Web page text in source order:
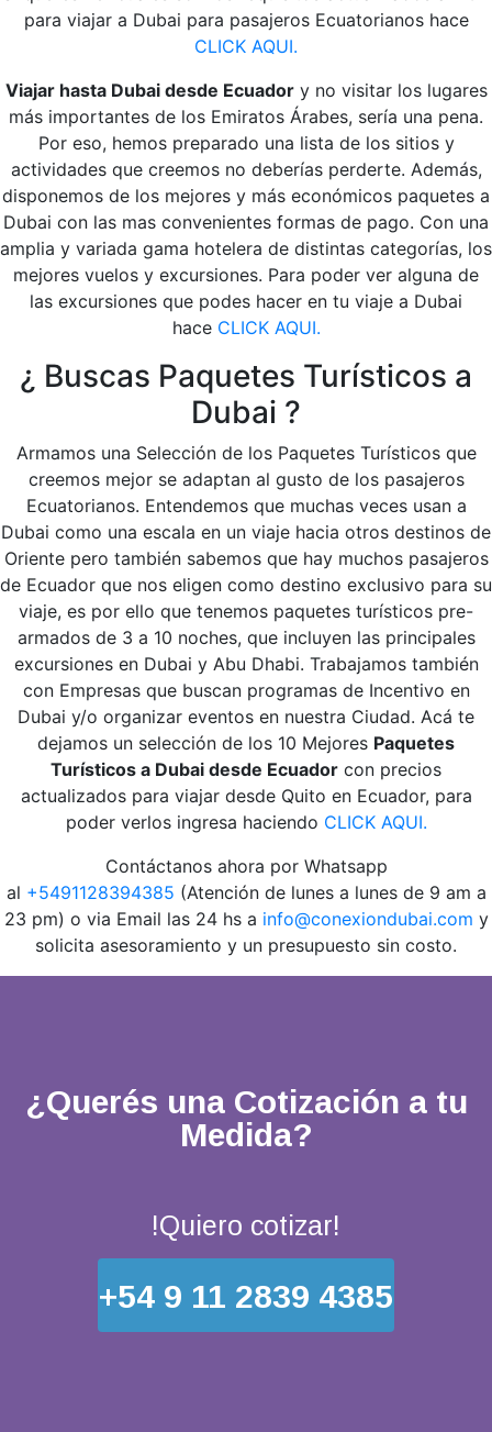
para viajar a Dubai para pasajeros Ecuatorianos hace
CLICK AQUI.
Viajar hasta Dubai desde Ecuadory no visitar los lugares
más importantes de los Emiratos Árabes, sería una pena.
Por eso, hemos preparado una lista de los sitios y
actividades que creemos no deberías perderte. Además,
disponemos de los mejores y más económicos paquetes a
Dubai con las mas convenientes formas de pago. Con una
amplia y variada gama hotelera de distintas categorías, los
mejores vuelos y excursiones. Para poder ver alguna de
las excursiones que podes hacer en tu viaje a Dubai
hace CLICK AQUI.
¿ Buscas Paquetes Turísticos a
Dubai ?
Armamos una Selección de los Paquetes Turísticos que
creemos mejor se adaptan al gusto de los pasajeros
Ecuatorianos. Entendemos que muchas veces usan a
Dubai como una escala en un viaje hacia otros destinos de
Oriente pero también sabemos que hay muchos pasajeros
de Ecuador que nos eligen como destino exclusivo para su
viaje, es por ello que tenemos paquetes turísticos pre-
armados de 3 a 10 noches, que incluyen las principales
excursiones en Dubai y Abu Dhabi. Trabajamos también
con Empresas que buscan programas de Incentivo en
Dubai y/o organizar eventos en nuestra Ciudad. Acá te
dejamos un selección de los 10 Mejores Paquetes
Turísticos a Dubai desde Ecuador con precios
actualizados para viajar desde Quito en Ecuador, para
poder verlos ingresa haciendo CLICK AQUI.
Contáctanos ahora por Whatsapp
al +5491128394385 (Atención de lunes a lunes de 9 am a
23 pm) o via Email las 24 hs a info@conexiondubai.com y
solicita asesoramiento y un presupuesto sin costo.
¿Querés una Cotización a tu
Medida?
!Quiero cotizar!
+54 9 11 2839 4385